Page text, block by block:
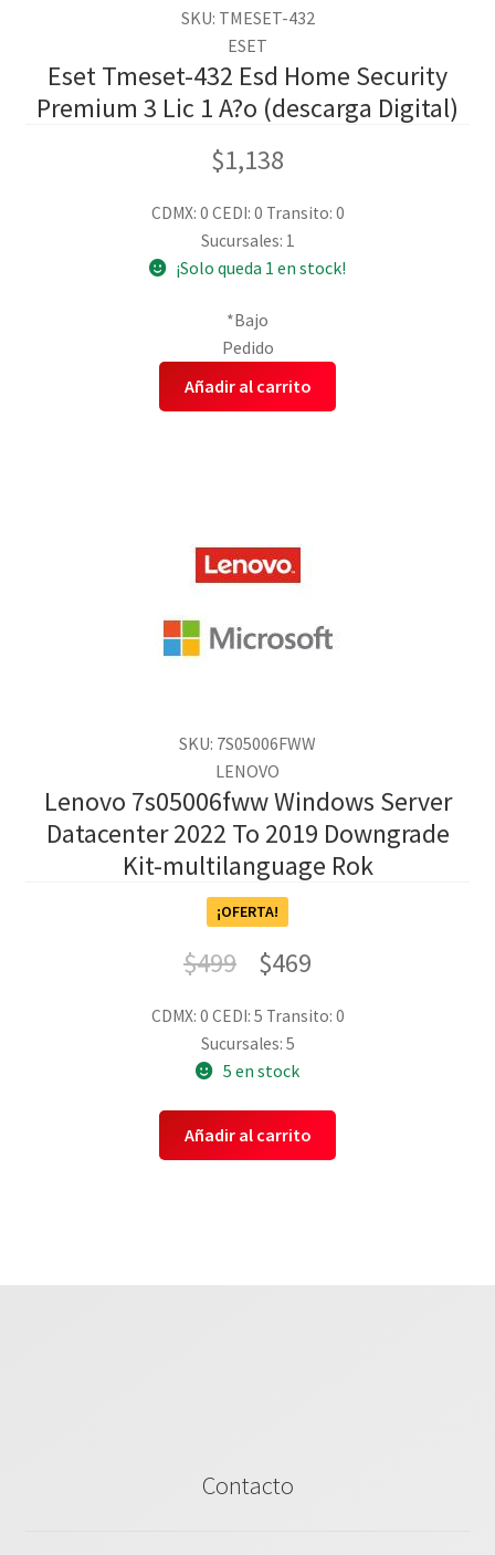
SKU: TMESET-432
ESET
Eset Tmeset-432 Esd Home Security
Premium 3 Lic 1 A?o (descarga Digital)
$1,138
CDMX: 0 CEDI: 0 Transito: 0
Sucursales: 1
¡Solo queda 1 en stock!
*Bajo
Pedido
Añadir al carrito
SKU: 7S05006FWW
LENOVO
Lenovo 7s05006fww Windows Server
Datacenter 2022 To 2019 Downgrade
Kit-multilanguage Rok
¡OFERTA!
$499 $469
CDMX: 0 CEDI: 5 Transito: 0
Sucursales: 5
5 en stock
Añadir al carrito
Contacto